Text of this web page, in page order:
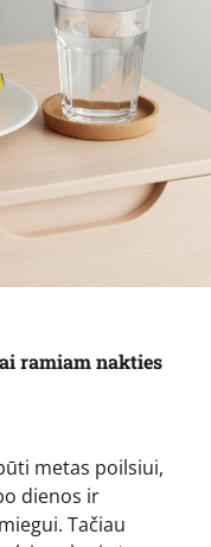
ramiam nakties
metas poilsiui,
dienos ir
Tačiau